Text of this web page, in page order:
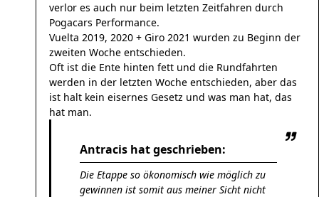
verlor es auch nur beim letzten Zeitfahren durch
Pogacars Performance.
Vuelta 2019, 2020 + Giro 2021 wurden zu Beginn der
zweiten Woche entschieden.
Oft ist die Ente hinten fett und die Rundfahrten
werden in der letzten Woche entschieden, aber das
ist halt kein eisernes Gesetz und was man hat, das
hat man.
Antracis hat geschrieben:
Die Etappe so ökonomisch wie möglich zu
gewinnen ist somit aus meiner Sicht nicht